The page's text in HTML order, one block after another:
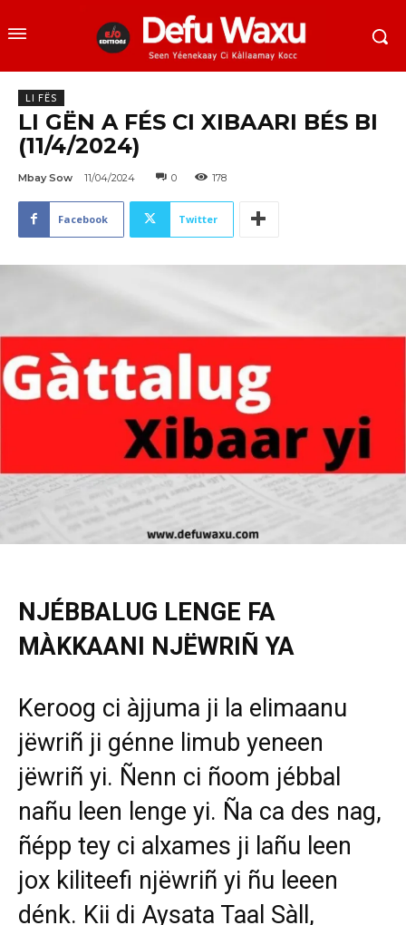
LI FËS
LI GËN A FÉS CI XIBAARI BÉS BI
(11/4/2024)
Mbay Sow 11/04/2024 0 178
Facebook Twitter
NJÉBBALUG LENGE FA
MÀKKAANI NJËWRIÑ YA
Keroog ci àjjuma ji la elimaanu
jëwriñ ji génne limub yeneen
jëwriñ yi. Ñenn ci ñoom jébbal
nañu leen lenge yi. Ña ca des nag,
ñépp tey ci alxames ji lañu leen
jox kiliteefi njëwriñ yi ñu leeen
dénk. Kii di Aysata Taal Sàll,